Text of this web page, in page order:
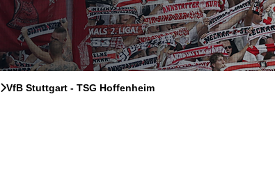
􀆊VfB Stuttgart - TSG Hoffenheim